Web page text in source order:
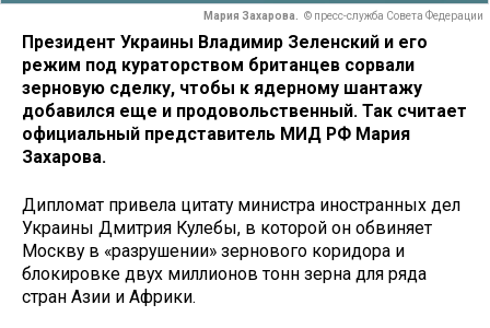
Мария Захарова. © пресс-служба Совета Федерации
Президент Украины Владимир Зеленский и его
режим под кураторством британцев сорвали
зерновую сделку, чтобы к ядерному шантажу
добавился еще и продовольственный. Так считает
официальный представитель МИД РФ Мария
Захарова.
Дипломат привела цитату министра иностранных дел
Украины Дмитрия Кулебы, в которой он обвиняет
Москву в «разрушении» зернового коридора и
блокировке двух миллионов тонн зерна для ряда
стран Азии и Африки.